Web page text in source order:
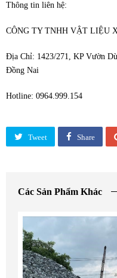
Thông tin liên hệ:
CÔNG TY TNHH VẬT LIỆU
Địa Chỉ: 1423/271, KP Vườn
Đồng Nai
Hotline: 0964.999.154
Tweet Share
Các Sản Phẩm Khác